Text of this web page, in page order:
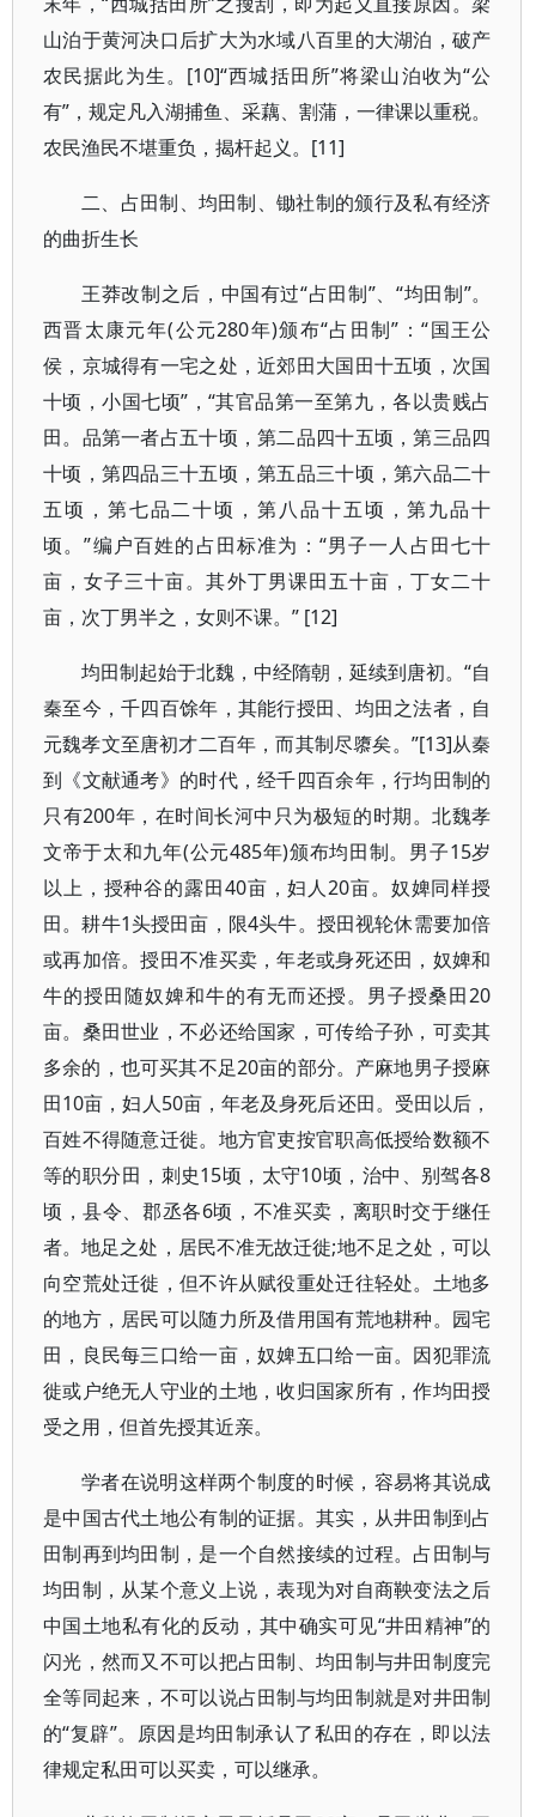
山泊于黄河决口后扩大为水域八百里的大湖泊，破产
农民据此为生。[10]“西城括田所”将梁山泊收为“公
有”，规定凡入湖捕鱼、采藕、割蒲，一律课以重税。
农民渔民不堪重负，揭杆起义。[11]
二、占田制、均田制、锄社制的颁行及私有经济
的曲折生长
王莽改制之后，中国有过“占田制”、“均田制”。
西晋太康元年(公元280年)颁布“占田制”：“国王公
侯，京城得有一宅之处，近郊田大国田十五顷，次国
十顷，小国七顷”，“其官品第一至第九，各以贵贱占
田。品第一者占五十顷，第二品四十五顷，第三品四
十顷，第四品三十五顷，第五品三十顷，第六品二十
五顷，第七品二十顷，第八品十五顷，第九品十
顷。”编户百姓的占田标准为：“男子一人占田七十
亩，女子三十亩。其外丁男课田五十亩，丁女二十
亩，次丁男半之，女则不课。” [12]
均田制起始于北魏，中经隋朝，延续到唐初。“自
秦至今，千四百馀年，其能行授田、均田之法者，自
元魏孝文至唐初才二百年，而其制尽隳矣。”[13]从秦
到《文献通考》的时代，经千四百余年，行均田制的
只有200年，在时间长河中只为极短的时期。北魏孝
文帝于太和九年(公元485年)颁布均田制。男子15岁
以上，授种谷的露田40亩，妇人20亩。奴婢同样授
田。耕牛1头授田亩，限4头牛。授田视轮休需要加倍
或再加倍。授田不准买卖，年老或身死还田，奴婢和
牛的授田随奴婢和牛的有无而还授。男子授桑田20
亩。桑田世业，不必还给国家，可传给子孙，可卖其
多余的，也可买其不足20亩的部分。产麻地男子授麻
田10亩，妇人50亩，年老及身死后还田。受田以后，
百姓不得随意迁徙。地方官吏按官职高低授给数额不
等的职分田，刺史15顷，太守10顷，治中、别驾各8
顷，县令、郡丞各6顷，不准买卖，离职时交于继任
者。地足之处，居民不准无故迁徙;地不足之处，可以
向空荒处迁徙，但不许从赋役重处迁往轻处。土地多
的地方，居民可以随力所及借用国有荒地耕种。园宅
田，良民每三口给一亩，奴婢五口给一亩。因犯罪流
徙或户绝无人守业的土地，收归国家所有，作均田授
受之用，但首先授其近亲。
学者在说明这样两个制度的时候，容易将其说成
是中国古代土地公有制的证据。其实，从井田制到占
田制再到均田制，是一个自然接续的过程。占田制与
均田制，从某个意义上说，表现为对自商鞅变法之后
中国土地私有化的反动，其中确实可见“井田精神”的
闪光，然而又不可以把占田制、均田制与井田制度完
全等同起来，不可以说占田制与均田制就是对井田制
的“复辟”。原因是均田制承认了私田的存在，即以法
律规定私田可以买卖，可以继承。